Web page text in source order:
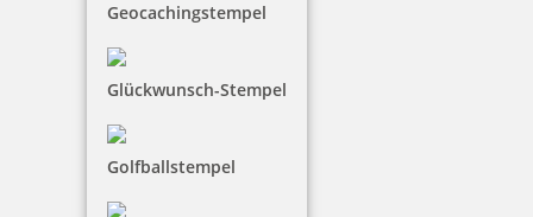
Geocachingstempel
Glückwunsch-Stempel
Golfballstempel